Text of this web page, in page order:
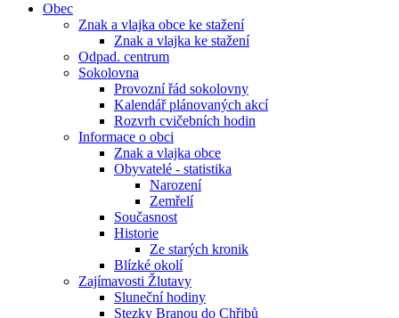
Obec
Znak a vlajka obce ke stažení
Znak a vlajka ke stažení
Odpad. centrum
Sokolovna
Provozní řád sokolovny
Kalendář plánovaných akcí
Rozvrh cvičebních hodin
Informace o obci
Znak a vlajka obce
Obyvatelé - statistika
Narození
Zemřelí
Současnost
Historie
Ze starých kronik
Blízké okolí
Zajímavosti Žlutavy
Sluneční hodiny
Stezky Branou do Chřibů